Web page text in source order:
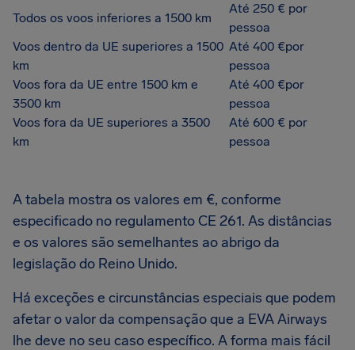
Todos os voos inferiores a 1500 km
Até 250 € por
pessoa
Voos dentro da UE superiores a 1500
km
Até 400 €por
pessoa
Voos fora da UE entre 1500 km e
3500 km
Até 400 €por
pessoa
Voos fora da UE superiores a 3500
km
Até 600 € por
pessoa
A tabela mostra os valores em €, conforme
especificado no regulamento CE 261. As distâncias
e os valores são semelhantes ao abrigo da
legislação do Reino Unido.
Há exceções e circunstâncias especiais que podem
afetar o valor da compensação que a EVA Airways
lhe deve no seu caso específico. A forma mais fácil